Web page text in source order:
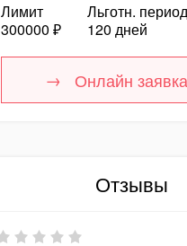
Лимит
300000 ₽
Льготн. период
120 дней
Онлайн заявка
Отзывы